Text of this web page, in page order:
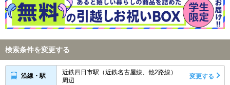
検索条件を変更する
沿線・駅
近鉄四日市駅（近鉄名古屋線、他2路線）
周辺
変更する